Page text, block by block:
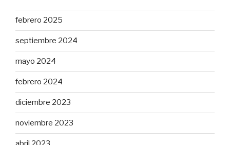
febrero 2025
septiembre 2024
mayo 2024
febrero 2024
diciembre 2023
noviembre 2023